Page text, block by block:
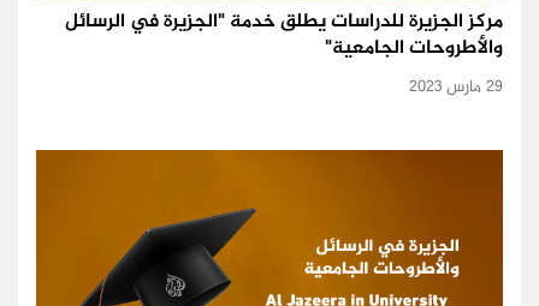
مركز الجزيرة للدراسات يطلق خدمة "الجزيرة في الرسائل
والأطروحات الجامعية"
29 مارس 2023